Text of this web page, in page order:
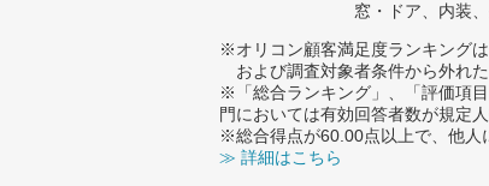
窓・ドア、内装
※オリコン顧客満足度ランキング
および調査対象者条件から外れ
※「総合ランキング」、「評価項
門においては有効回答者数が規定
※総合得点が60.00点以上で、他人
≫ 詳細はこちら